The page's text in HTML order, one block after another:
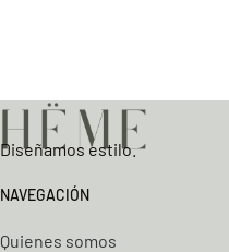
Diseñamos estilo.
NAVEGACIÓN
Quienes somos